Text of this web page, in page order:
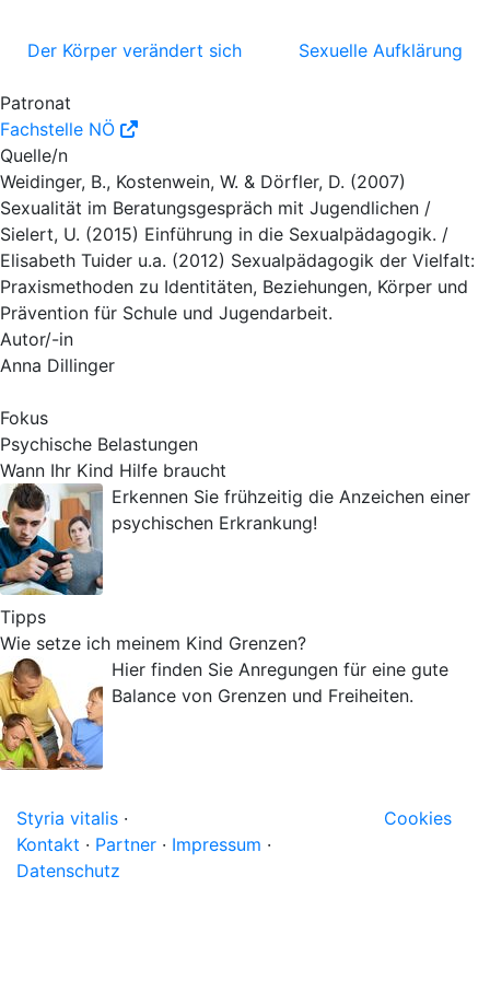
Der Körper verändert sich Sexuelle Aufklärung
Patronat
Fachstelle NÖ
Quelle/n
Weidinger, B., Kostenwein, W. & Dörfler, D. (2007)
Sexualität im Beratungsgespräch mit Jugendlichen /
Sielert, U. (2015) Einführung in die Sexualpädagogik. /
Elisabeth Tuider u.a. (2012) Sexualpädagogik der Vielfalt:
Praxismethoden zu Identitäten, Beziehungen, Körper und
Prävention für Schule und Jugendarbeit.
Autor/-in
Anna Dillinger
Fokus
Psychische Belastungen
Wann Ihr Kind Hilfe braucht
Erkennen Sie frühzeitig die Anzeichen einer
psychischen Erkrankung!
Tipps
Wie setze ich meinem Kind Grenzen?
Hier finden Sie Anregungen für eine gute
Balance von Grenzen und Freiheiten.
Styria vitalis ·
Kontakt · Partner · Impressum ·
Datenschutz
Cookies